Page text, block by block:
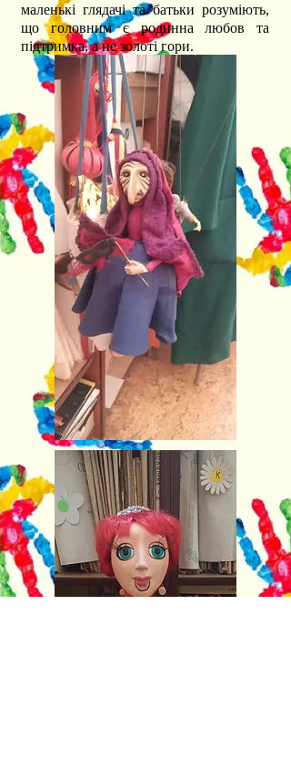
маленькі глядачі табатьки розуміють,
що головним є родинна любов та
підтримка, а не золоті гори.